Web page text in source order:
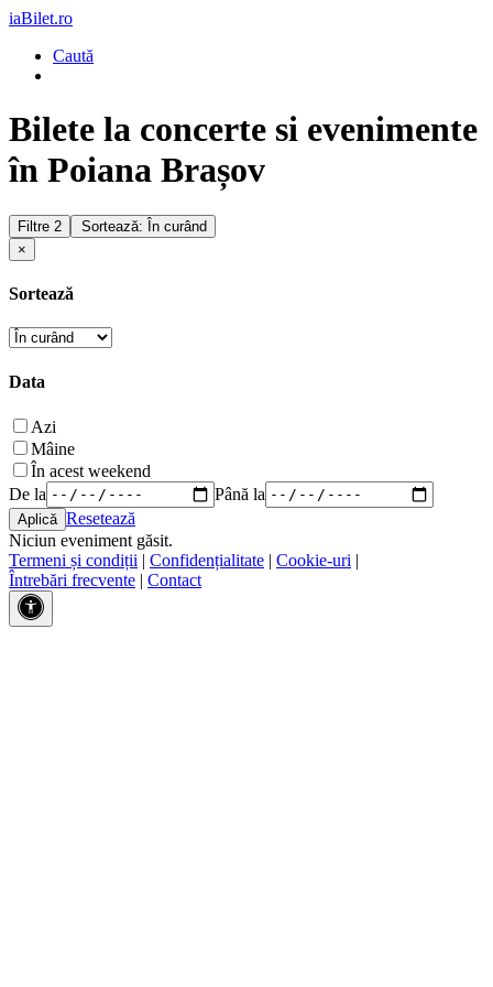
iaBilet.ro
Caută
Bilete la concerte si evenimente
în Poiana Brașov
Filtre 2
Sortează: În curând
×
Sortează
Data
Azi
Mâine
În acest weekend
De la
Până la
Resetează
Niciun eveniment găsit.
Termeni și condiții | Confidențialitate | Cookie-uri |
Întrebări frecvente | Contact